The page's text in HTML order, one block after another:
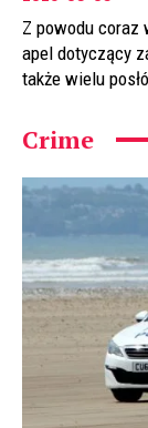
Z powodu coraz
apel dotyczący
także wielu
Crime